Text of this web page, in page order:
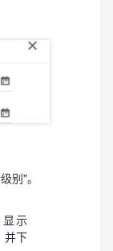
别"。
示
并下